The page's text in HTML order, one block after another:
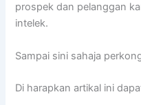
prospek dan pelanggan
intelek.
Sampai sini sahaja
Di harapkan artikal ini